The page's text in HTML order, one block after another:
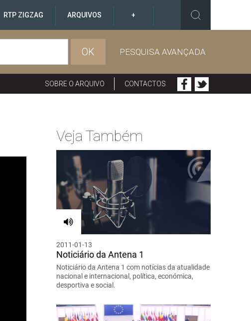
RTP ZIGZAG ARQUIVOS +
OK PESQUISA AVANÇADA
SOBRE O ARQUIVO CONTACTOS
Veja Também
2011-01-13
Noticiário da Antena 1
Noticiário da Antena 1 com notícias da atualidade
nacional e internacional, política, económica,
desportiva e social.